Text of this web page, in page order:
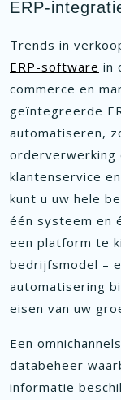
ERP-
Trends in
ERP-software in
commerce en
geïntegreerde
automatiseren,
orderverwerking
klantenservice
kunt u uw hele
één systeem en
een platform te
bedrijfsmodel –
automatisering
eisen van uw
Een
databeheer
informatie